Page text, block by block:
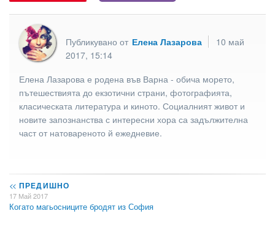
Публикувано от Елена Лазарова
10 май
2017, 15:14
Елена Лазарова е родена във Варна - обича морето,
пътешествията до екзотични страни, фотографията,
класическата литература и киното. Социалният живот и
новите запознанства с интересни хора са задължителна
част от натовареното й ежедневие.
<< ПРЕДИШНО
17 Май 2017
Когато магьосниците бродят из София